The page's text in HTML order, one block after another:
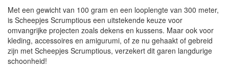
Met een gewicht van 100 gram en een looplengte van 300 meter,
is Scheepjes Scrumptious een uitstekende keuze voor
omvangrijke projecten zoals dekens en kussens. Maar ook voor
kleding, accessoires en amigurumi, of ze nu gehaakt of gebreid
zijn met Scheepjes Scrumptious, verzekert dit garen langdurige
schoonheid!